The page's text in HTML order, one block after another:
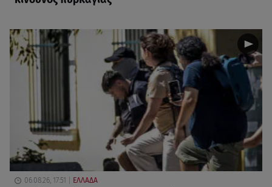
06.08.26, 17:51 ΕΛΛΑΔΑ